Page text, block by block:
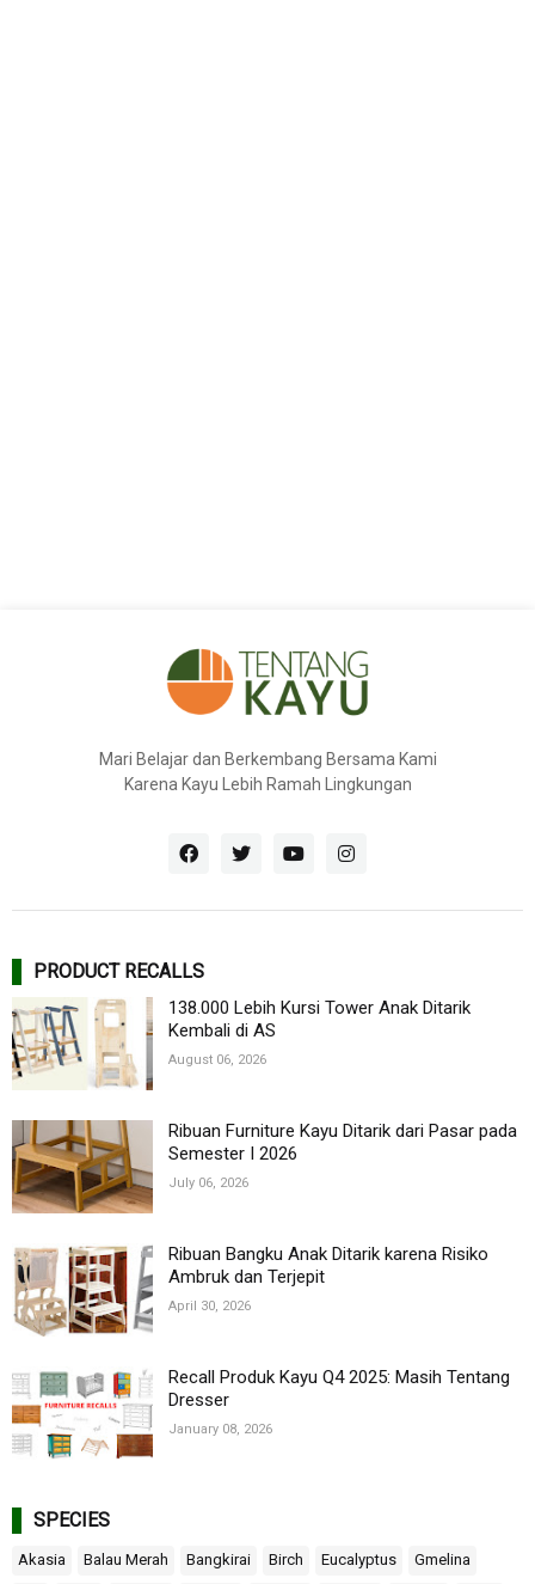
Mari Belajar dan Berkembang Bersama Kami
Karena Kayu Lebih Ramah Lingkungan
PRODUCT RECALLS
138.000 Lebih Kursi Tower Anak Ditarik
Kembali di AS
August 06, 2026
Ribuan Furniture Kayu Ditarik dari Pasar pada
Semester I 2026
July 06, 2026
Ribuan Bangku Anak Ditarik karena Risiko
Ambruk dan Terjepit
April 30, 2026
Recall Produk Kayu Q4 2025: Masih Tentang
Dresser
January 08, 2026
SPECIES
Akasia Balau Merah Bangkirai Birch Eucalyptus Gmelina